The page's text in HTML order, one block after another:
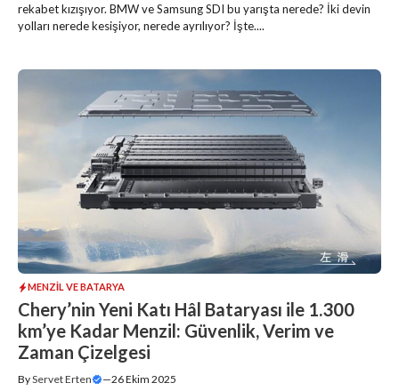
rekabet kızışıyor. BMW ve Samsung SDI bu yarışta nerede? İki devin
yolları nerede kesişiyor, nerede ayrılıyor? İşte....
MENZIL VE BATARYA
Chery’nin Yeni Katı Hâl Bataryası ile 1.300
km’ye Kadar Menzil: Güvenlik, Verim ve
Zaman Çizelgesi
ByServet Erten —26 Ekim 2025